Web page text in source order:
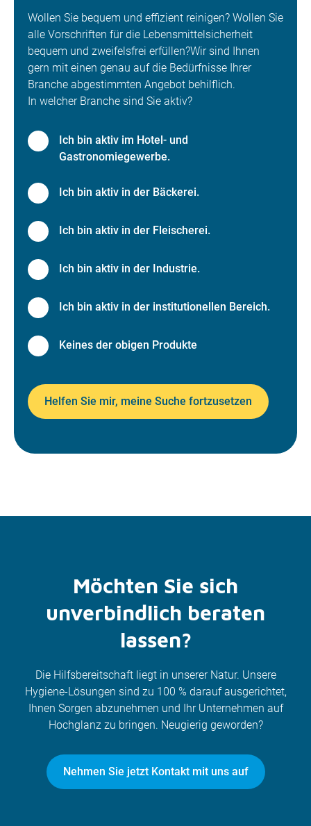
Wollen Sie bequem und effizient reinigen? Wollen Sie
alle Vorschriften für die Lebensmittelsicherheit
bequem und zweifelsfrei erfüllen?Wir sind Ihnen
gern mit einen genau auf die Bedürfnisse Ihrer
Branche abgestimmten Angebot behilflich.
In welcher Branche sind Sie aktiv?
Ich bin aktiv im Hotel- und
Gastronomiegewerbe.
Ich bin aktiv in der Bäckerei.
Ich bin aktiv in der Fleischerei.
Ich bin aktiv in der Industrie.
Ich bin aktiv in der institutionellen Bereich.
Keines der obigen Produkte
Helfen Sie mir, meine Suche fortzusetzen
Möchten Sie sich
unverbindlich beraten
lassen?
Die Hilfsbereitschaft liegt in unserer Natur. Unsere
Hygiene-Lösungen sind zu 100 % darauf ausgerichtet,
Ihnen Sorgen abzunehmen und Ihr Unternehmen auf
Hochglanz zu bringen. Neugierig geworden?
Nehmen Sie jetzt Kontakt mit uns auf